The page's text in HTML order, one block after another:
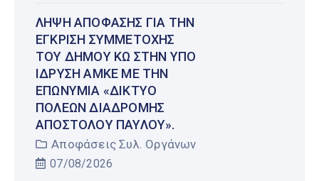
ΛΉΨΗ ΑΠΌΦΑΣΗΣ ΓΙΑ ΤΗΝ
ΈΓΚΡΙΣΗ ΣΥΜΜΕΤΟΧΉΣ
ΤΟΥ ΔΉΜΟΥ ΚΩ ΣΤΗΝ ΥΠΌ
ΊΔΡΥΣΗ ΑΜΚΕ ΜΕ ΤΗΝ
ΕΠΩΝΥΜΊΑ «ΔΊΚΤΥΟ
ΠΌΛΕΩΝ ΔΙΑΔΡΟΜΉΣ
ΑΠΟΣΤΌΛΟΥ ΠΑΎΛΟΥ».
Αποφάσεις Συλ. Οργάνων
07/08/2026